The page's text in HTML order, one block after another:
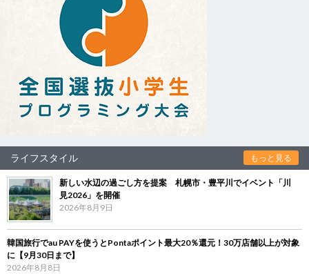
ライフスタイル もっと見る
新しい水辺の過ごし方を提案 札幌市・豊平川でイベント「川
見2026」を開催
2026年8月9日
韓国旅行でau PAYを使うとPontaポイント最大20％還元！30万店舗以上が対象
に【9月30日まで】
2026年8月8日